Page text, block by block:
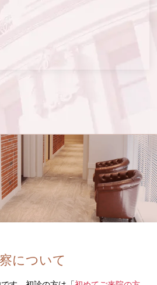
について